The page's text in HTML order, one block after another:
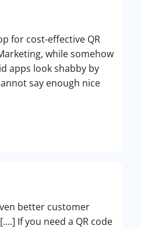
for cost-effective QR
while somehow
apps look shabby by
say enough nice
better customer
If you need a QR code